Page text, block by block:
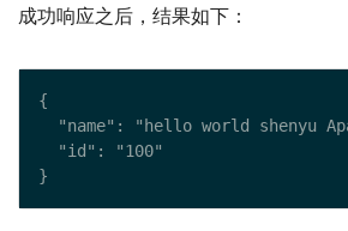
成功响应之后，结果如下：